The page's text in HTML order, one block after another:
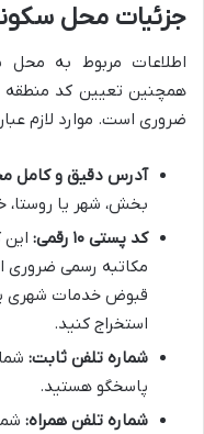
جزئیات محل
اطلاعات مربوط به محل
همچنین تعیین کد
ضروری است. موارد لازم
آدرس دقیق و کامل
بخش، شهر یا روستا،
کد پستی ۱۰ رقمی:
مکاتبه رسمی ضروری
قبوض خدمات شهری
استخراج کنید.
شماره تلفن ثابت:
پاسخگو هستید.
شماره تلفن همراه: